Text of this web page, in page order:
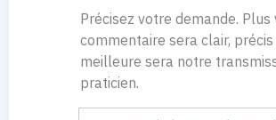
Précisez votre demande. Plus
commentaire sera clair, précis
meilleure sera notre
praticien.